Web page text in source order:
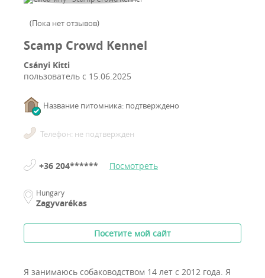
(Пока нет отзывов)
Scamp Crowd Kennel
Csányi Kitti
пользователь с 15.06.2025
Название питомника: подтверждено
Телефон: не подтвержден
+36 204****** Посмотреть
Hungary
Zagyvarékas
Посетите мой сайт
Я занимаюсь собаководством 14 лет с 2012 года. Я